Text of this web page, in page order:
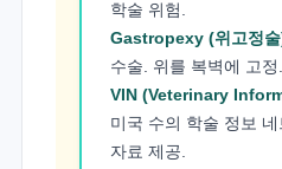
학술 위험.
Gastropexy (위고정
수술. 위를 복벽에 고정.
VIN (Veterinary
미국 수의 학술 정보 네
자료 제공.